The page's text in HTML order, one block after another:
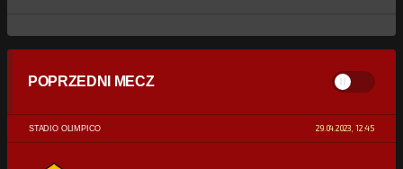
POPRZEDNI MECZ
STADIO OLIMPICO 29.04.2023, 12:45